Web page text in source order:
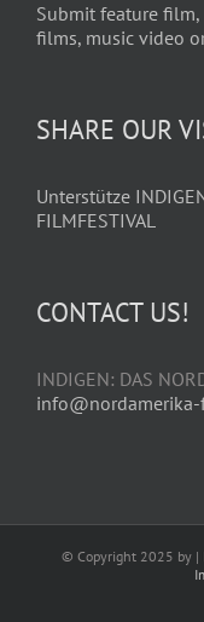
Submit feature
films, music video
SHARE OUR
Unterstütze
FILMFESTIVAL
CONTACT US!
INDIGEN: DAS
© Copyright 2025 by |